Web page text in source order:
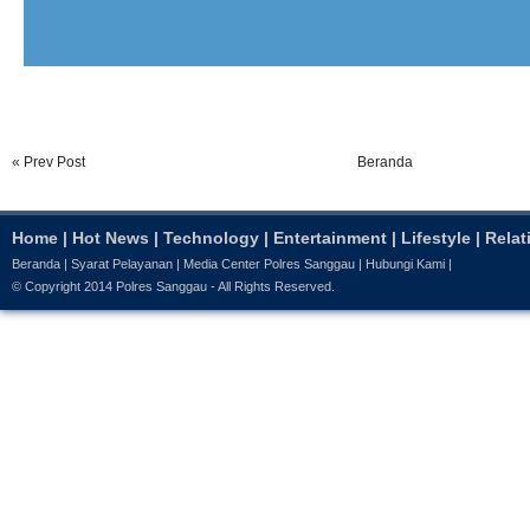
« Prev Post Beranda
Home | Hot News | Technology | Entertainment | Lifestyle |
Beranda Syarat Pelayanan Media Center Polres Sanggau Hubungi Kami
© Copyright 2014 Polres Sanggau - All Rights Reserved.